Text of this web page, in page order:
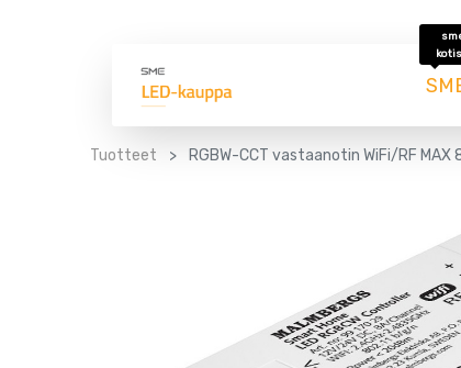
Tuotteet RGBW-CCT vastaanotin WiFi/RF